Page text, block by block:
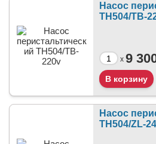
Насос
TH504/TB-
x 9
Насос
TH504/ZL-